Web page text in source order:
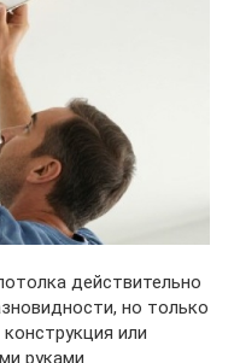
действительно
но только
или
руками